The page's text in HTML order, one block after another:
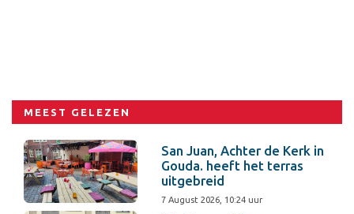
MEEST GELEZEN
San Juan, Achter de Kerk in
Gouda. heeft het terras
uitgebreid
7 August 2026, 10:24 uur